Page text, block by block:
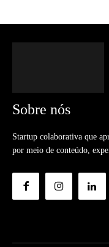
Sobre nós
Startup colaborativa que
por meio de conteúdo,